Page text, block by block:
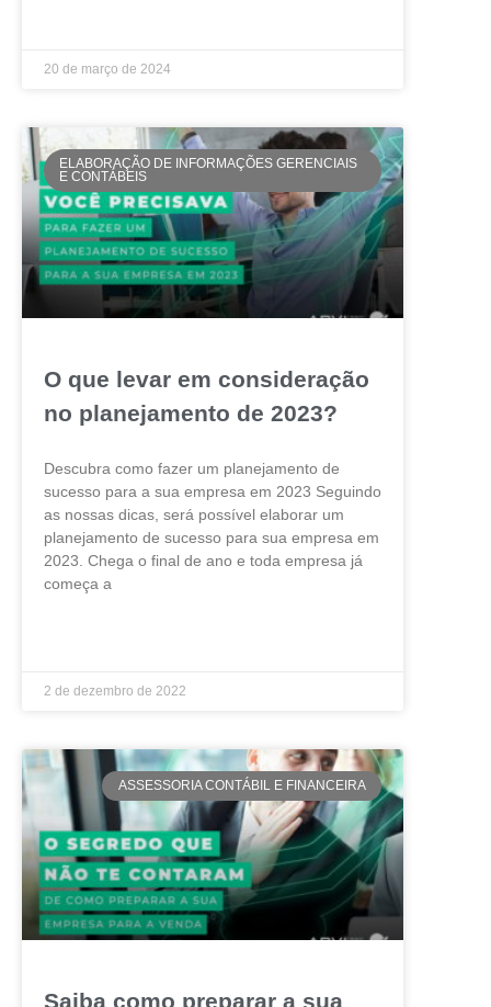
20 de março de 2024
ELABORAÇÃO DE INFORMAÇÕES GERENCIAIS
E CONTÁBEIS
O que levar em consideração
no planejamento de 2023?
Descubra como fazer um planejamento de
sucesso para a sua empresa em 2023 Seguindo
as nossas dicas, será possível elaborar um
planejamento de sucesso para sua empresa em
2023. Chega o final de ano e toda empresa já
começa a
2 de dezembro de 2022
ASSESSORIA CONTÁBIL E FINANCEIRA
Saiba como preparar a sua